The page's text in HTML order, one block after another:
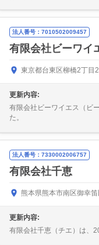
法人番号：7010502009457
有限会社ビーワイ
東京都台東区柳橋2丁目
更新内容:
有限会社ビーワイエス（ビ
た。
法人番号：7330002006757
有限会社千恵
熊本県熊本市南区御幸
更新内容:
有限会社千恵（チエ）は、